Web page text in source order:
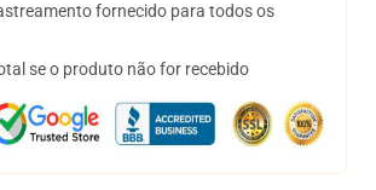
fornecido para todos os
se o produto não for recebido